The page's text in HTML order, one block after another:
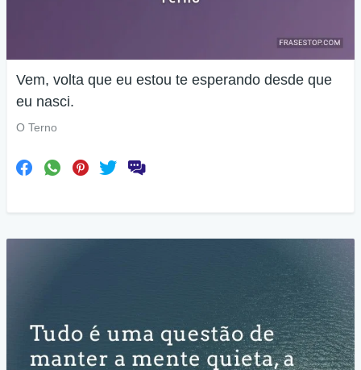
Vem, volta que eu estou te esperando desde que
eu nasci.
O Terno